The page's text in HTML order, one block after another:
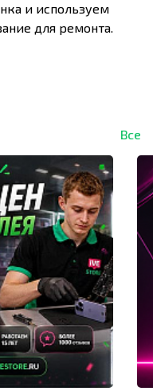
и используем
для ремонта.
Все